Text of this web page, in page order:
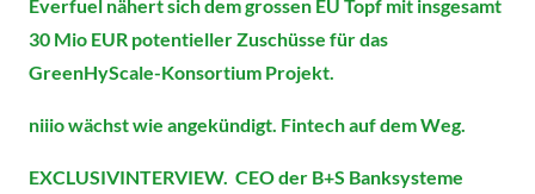
Everfuel nähert sich dem grossen EU Topf mit insgesamt
30 Mio EUR potentieller Zuschüsse für das
GreenHyScale-Konsortium Projekt.
niiio wächst wie angekündigt. Fintech auf dem Weg.
EXCLUSIVINTERVIEW. CEO der B+S Banksysteme